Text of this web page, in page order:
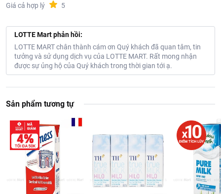
Giá cả hợp lý
5
LOTTE Mart phản hồi:
LOTTE MART chân thành cám ơn Quý khách đã quan tâm, tin
tưởng và sử dụng dịch vụ của LOTTE MART. Rất mong nhận
được sự ủng hộ của Quý khách trong thời gian tới ạ.
Sản phẩm tương tự